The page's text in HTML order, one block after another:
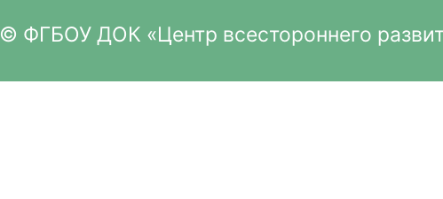
© ФГБОУ ДОК «Центр всестороннего